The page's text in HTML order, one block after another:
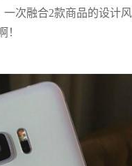
次融合2款商品的设计
！